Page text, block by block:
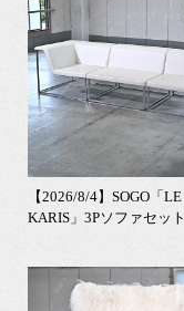
【2026/8/4】SOGO「LE
KARIS」3Pソファセット